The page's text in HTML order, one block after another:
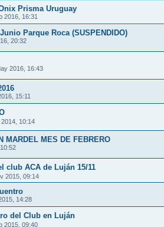
Prisma Uruguay
2016, 16:31
Parque Roca (SUSPENDIDO)
20:32
2016, 16:43
15:11
2014, 10:14
MARDEL MES DE FEBRERO
club ACA de Luján 15/11
2015, 09:14
14:28
del Club en Luján
2015, 09:40